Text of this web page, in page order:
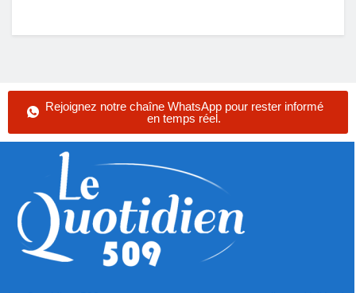
Rejoignez notre chaîne WhatsApp pour rester informé
en temps réel.